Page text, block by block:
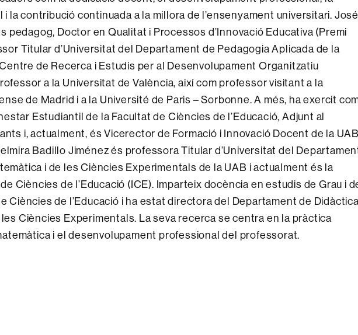
la contribució continuada a la millora de l’ensenyament universitari. José
pedagog, Doctor en Qualitat i Processos d’Innovació Educativa (Premi
Titular d’Universitat del Departament de Pedagogia Aplicada de la
de Recerca i Estudis per al Desenvolupament Organitzatiu
a la Universitat de València, així com professor visitant a la
de Madrid i a la Université de Paris – Sorbonne. A més, ha exercit
Estudiantil de la Facultat de Ciències de l’Educació, Adjunt al
i, actualment, és Vicerector de Formació i Innovació Docent de la
Badillo Jiménez és professora Titular d’Universitat del
i de les Ciències Experimentals de la UAB i actualment és la
Ciències de l’Educació (ICE). Imparteix docència en estudis de Grau i
Ciències de l’Educació i ha estat directora del Departament de Didàctica
Ciències Experimentals. La seva recerca se centra en la pràctica
i el desenvolupament professional del professorat.